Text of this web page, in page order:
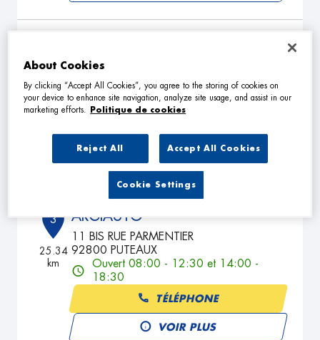
22.08
km
3 Rue Thiers
94130 NOGENT SUR MARNE
Ouvert 09:00 - 13:00 et 14:00 -
19:00
3
25.34
km
ARGIAUTO
11 BIS RUE PARMENTIER
92800 PUTEAUX
Ouvert 08:00 - 12:30 et 14:00 -
18:30
TÉLÉPHONE
VOIR PLUS
About Cookies
By clicking “Accept All Cookies”, you agree to the storing of cookies on
your device to enhance site navigation, analyze site usage, and assist in our
marketing efforts.
Politique de cookies
Reject All Accept All Cookies
Cookie Settings